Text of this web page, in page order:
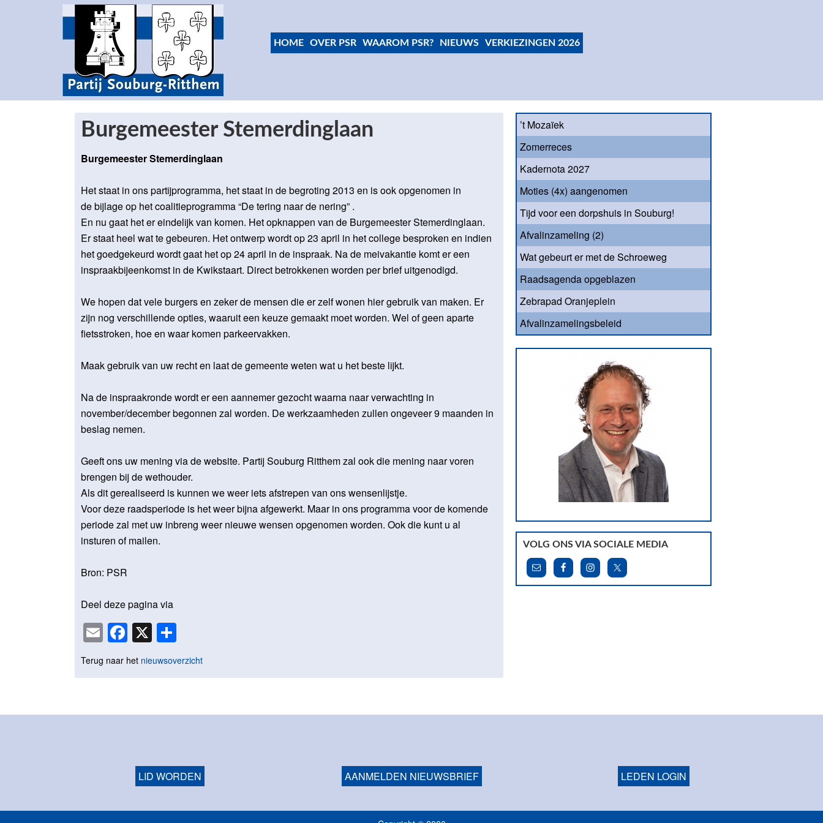
HOME OVER PSR WAAROM PSR? NIEUWS VERKIEZINGEN 2026
Burgemeester Stemerdinglaan
Burgemeester Stemerdinglaan
Het staat in ons partijprogramma, het staat in de begroting 2013 en is ook opgenomen in
de bijlage op het coalitieprogramma “De tering naar de nering” .
En nu gaat het er eindelijk van komen. Het opknappen van de Burgemeester Stemerdinglaan.
Er staat heel wat te gebeuren. Het ontwerp wordt op 23 april in het college besproken en indien
het goedgekeurd wordt gaat het op 24 april in de inspraak. Na de meivakantie komt er een
inspraakbijeenkomst in de Kwikstaart. Direct betrokkenen worden per brief uitgenodigd.
We hopen dat vele burgers en zeker de mensen die er zelf wonen hier gebruik van maken. Er
zijn nog verschillende opties, waaruit een keuze gemaakt moet worden. Wel of geen aparte
fietsstroken, hoe en waar komen parkeervakken.
Maak gebruik van uw recht en laat de gemeente weten wat u het beste lijkt.
Na de inspraakronde wordt er een aannemer gezocht waarna naar verwachting in
november/december begonnen zal worden. De werkzaamheden zullen ongeveer 9 maanden in
beslag nemen.
Geeft ons uw mening via de website. Partij Souburg Ritthem zal ook die mening naar voren
brengen bij de wethouder.
Als dit gerealiseerd is kunnen we weer iets afstrepen van ons wensenlijstje.
Voor deze raadsperiode is het weer bijna afgewerkt. Maar in ons programma voor de komende
periode zal met uw inbreng weer nieuwe wensen opgenomen worden. Ook die kunt u al
insturen of mailen.
Bron: PSR
Deel deze pagina via
EmailFacebook
X
Terug naar het nieuwsoverzicht
’t Mozaïek
Zomerreces
Kadernota 2027
Moties (4x) aangenomen
Tijd voor een dorpshuis in Souburg!
Afvalinzameling (2)
Wat gebeurt er met de Schroeweg
Raadsagenda opgeblazen
Zebrapad Oranjeplein
Afvalinzamelingsbeleid
VOLG ONS VIA SOCIALE MEDIA
LID WORDEN AANMELDEN NIEUWSBRIEF LEDEN LOGIN